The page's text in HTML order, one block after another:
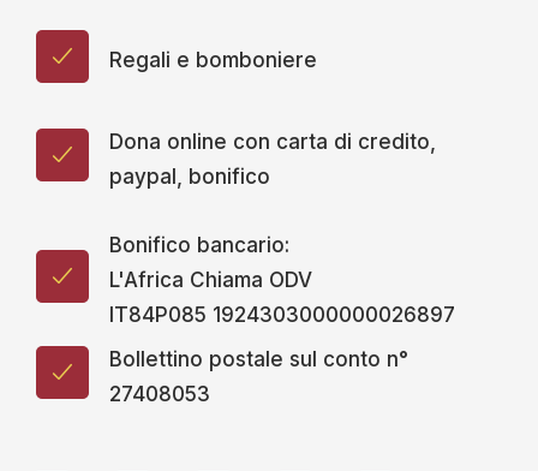
Regali e bomboniere
Dona online con carta di credito,
paypal, bonifico
Bonifico bancario:
L'Africa Chiama ODV
IT84P085 1924303000000026897
Bollettino postale sul conto n°
27408053